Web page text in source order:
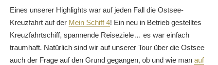
Eines unserer Highlights war auf jeden Fall die Ostsee-
Kreuzfahrt auf der Mein Schiff 4! Ein neu in Betrieb gestelltes
Kreuzfahrtschiff, spannende Reiseziele… es war einfach
traumhaft. Natürlich sind wir auf unserer Tour über die Ostsee
auch der Frage auf den Grund gegangen, ob und wie man auf